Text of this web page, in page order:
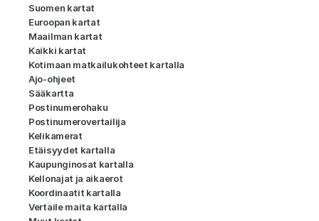
Suomen kartat
Euroopan kartat
Maailman kartat
Kaikki kartat
Kotimaan matkailukohteet kartalla
Ajo-ohjeet
Sääkartta
Postinumerohaku
Postinumerovertailija
Kelikamerat
Etäisyydet kartalla
Kaupunginosat kartalla
Kellonajat ja aikaerot
Koordinaatit kartalla
Vertaile maita kartalla